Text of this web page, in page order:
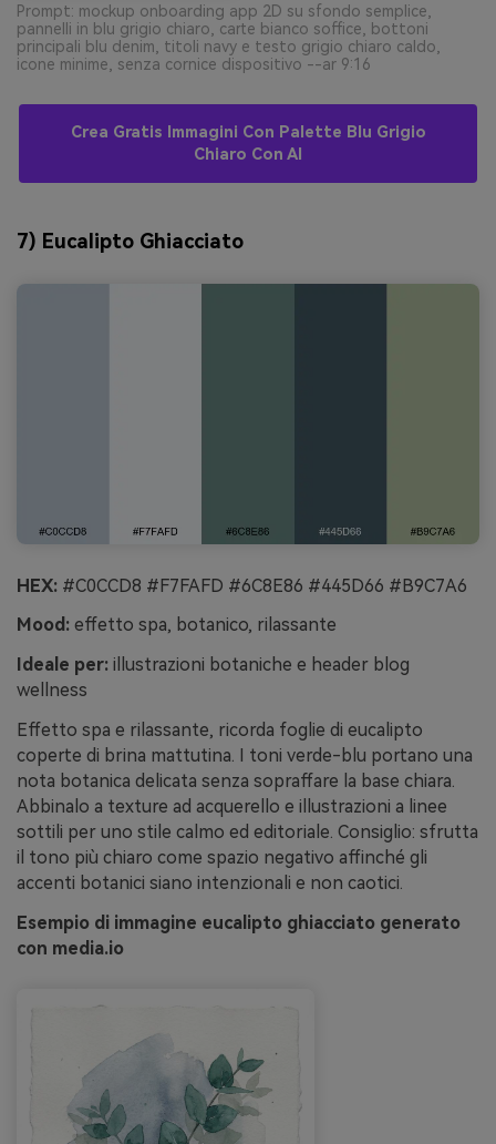
Prompt: mockup onboarding app 2D su sfondo semplice,
pannelli in blu grigio chiaro, carte bianco soffice, bottoni
principali blu denim, titoli navy e testo grigio chiaro caldo,
icone minime, senza cornice dispositivo --ar 9:16
Crea Gratis Immagini Con Palette Blu Grigio
Chiaro Con AI
7) Eucalipto Ghiacciato
HEX: #C0CCD8 #F7FAFD #6C8E86 #445D66 #B9C7A6
Mood: effetto spa, botanico, rilassante
Ideale per: illustrazioni botaniche e header blog
wellness
Effetto spa e rilassante, ricorda foglie di eucalipto
coperte di brina mattutina. I toni verde-blu portano una
nota botanica delicata senza sopraffare la base chiara.
Abbinalo a texture ad acquerello e illustrazioni a linee
sottili per uno stile calmo ed editoriale. Consiglio: sfrutta
il tono più chiaro come spazio negativo affinché gli
accenti botanici siano intenzionali e non caotici.
Esempio di immagine eucalipto ghiacciato generato
con media.io